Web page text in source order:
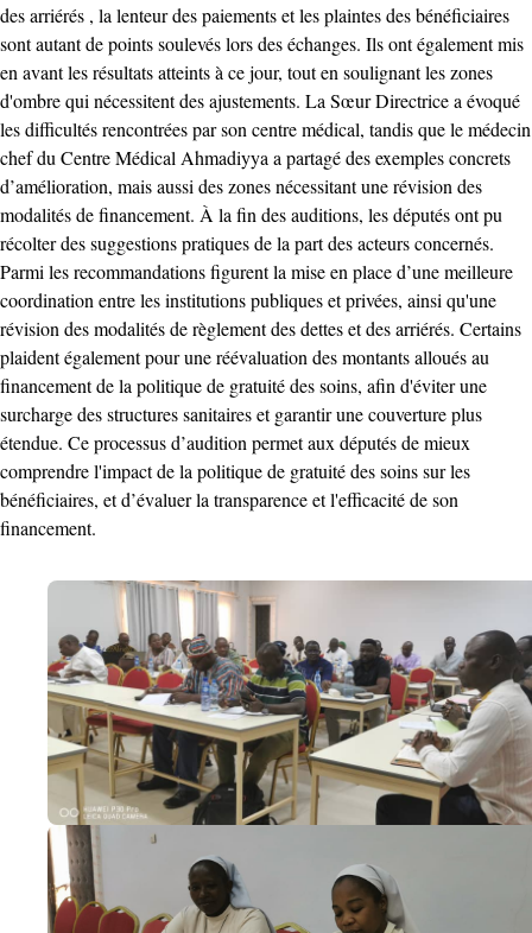
des arriérés , la lenteur des paiements et les plaintes des bénéficiaires
sont autant de points soulevés lors des échanges. Ils ont également mis
en avant les résultats atteints à ce jour, tout en soulignant les zones
d'ombre qui nécessitent des ajustements. La Sœur Directrice a évoqué
les difficultés rencontrées par son centre médical, tandis que le médecin
chef du Centre Médical Ahmadiyya a partagé des exemples concrets
d’amélioration, mais aussi des zones nécessitant une révision des
modalités de financement. À la fin des auditions, les députés ont pu
récolter des suggestions pratiques de la part des acteurs concernés.
Parmi les recommandations figurent la mise en place d’une meilleure
coordination entre les institutions publiques et privées, ainsi qu'une
révision des modalités de règlement des dettes et des arriérés. Certains
plaident également pour une réévaluation des montants alloués au
financement de la politique de gratuité des soins, afin d'éviter une
surcharge des structures sanitaires et garantir une couverture plus
étendue. Ce processus d’audition permet aux députés de mieux
comprendre l'impact de la politique de gratuité des soins sur les
bénéficiaires, et d’évaluer la transparence et l'efficacité de son
financement.